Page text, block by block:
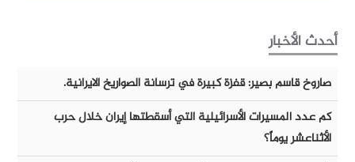
أحدث الأخبار
صاروخ قاسم بصير: قفزة كبيرة في ترسانة الصواريخ الايرانية.
كم عدد المسيرات الأسرائيلية التي أسقطتها إيران خلال حرب
الأثناعشر يوماً؟